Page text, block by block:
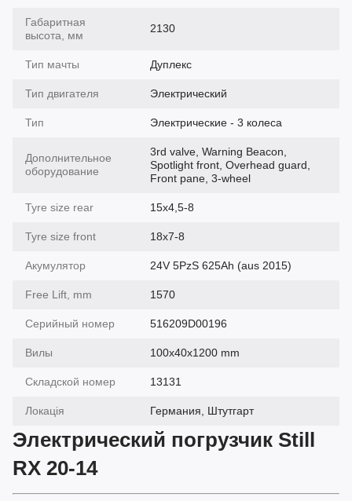
Габаритная
высота, мм
2130
Тип мачты Дуплекс
Тип двигателя Электрический
Тип Электрические - 3 колеса
Дополнительное
оборудование
3rd valve, Warning Beacon,
Spotlight front, Overhead guard,
Front pane, 3-wheel
Tyre size rear 15x4,5-8
Tyre size front 18x7-8
Акумулятор 24V 5PzS 625Ah (aus 2015)
Free Lift, mm 1570
Серийный номер 516209D00196
Вилы 100x40x1200 mm
Складской номер 13131
Локація Германия, Штутгарт
Электрический погрузчик Still
RX 20-14